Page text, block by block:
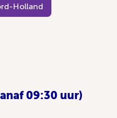
Holland
09:30 uur)